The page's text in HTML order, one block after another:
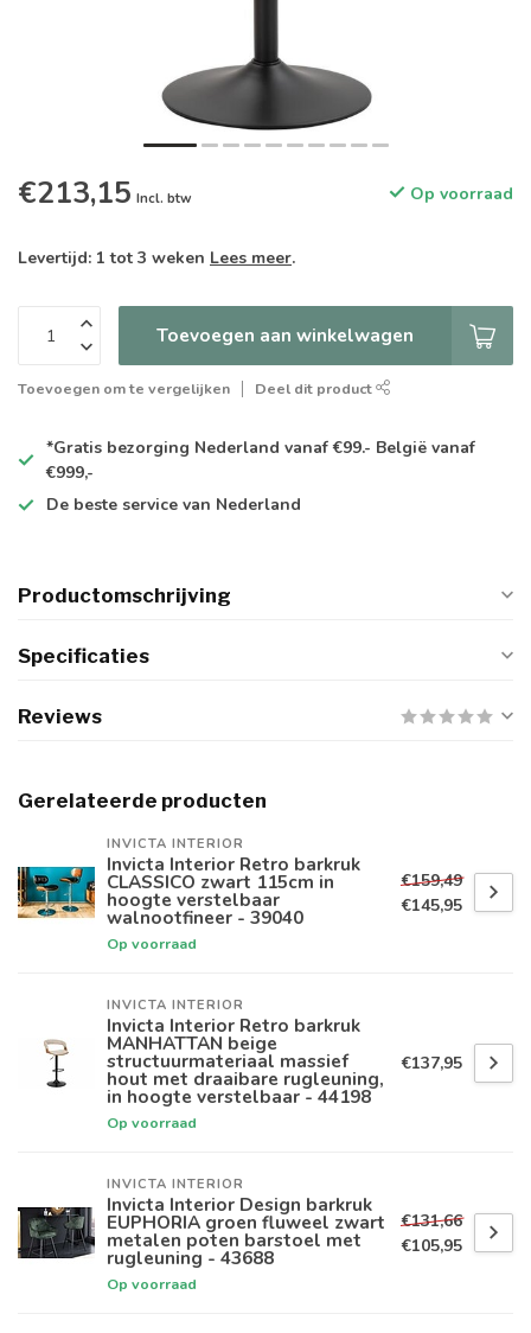
€213,15 Incl. btw Op voorraad
Levertijd: 1 tot 3 weken Lees meer.
Toevoegen aan winkelwagen
Toevoegen om te vergelijken Deel dit product
*Gratis bezorging Nederland vanaf €99.- België vanaf
€999,-
De beste service van Nederland
Productomschrijving
Specificaties
Reviews
Gerelateerde producten
INVICTA INTERIOR
Invicta Interior Retro barkruk
CLASSICO zwart 115cm in
hoogte verstelbaar
walnootfineer - 39040
Op voorraad
€159,49
€145,95
INVICTA INTERIOR
Invicta Interior Retro barkruk
MANHATTAN beige
structuurmateriaal massief
hout met draaibare rugleuning,
in hoogte verstelbaar - 44198
Op voorraad
€137,95
INVICTA INTERIOR
Invicta Interior Design barkruk
EUPHORIA groen fluweel zwart
metalen poten barstoel met
rugleuning - 43688
Op voorraad
€131,66
€105,95